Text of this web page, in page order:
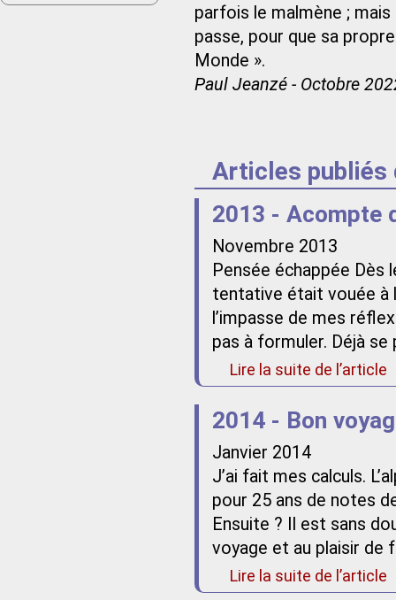
parfois le malmène ;
passe, pour que sa
Monde ».
Paul Jeanzé - Octobre
Articles publiés
2013 - Acompte
Novembre 2013
Pensée échappée Dès
tentative était vouée à
l’impasse de mes
pas à formuler. Déjà
Lire la suite de l’article
2014 - Bon
Janvier 2014
J’ai fait mes calculs.
pour 25 ans de notes
Ensuite ? Il est sans
voyage et au plaisir de
Lire la suite de l’article
actuellement aucune prévision